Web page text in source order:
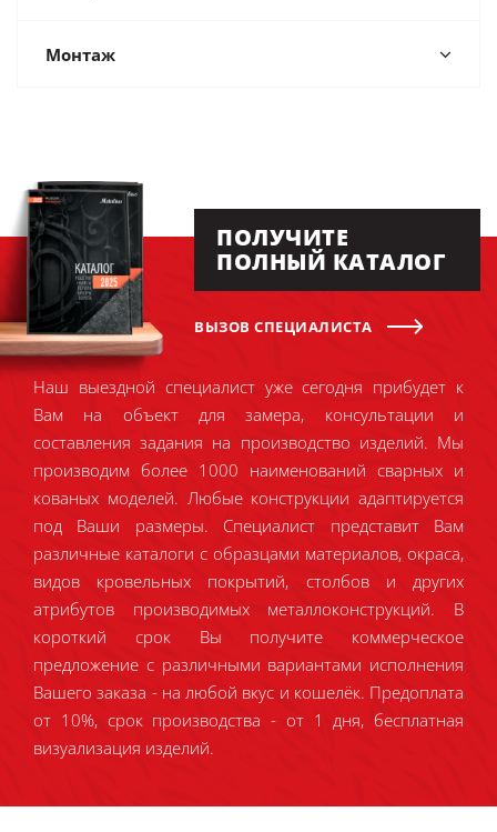
Монтаж
ПОЛУЧИТЕ
ПОЛНЫЙ КАТАЛОГ
ВЫЗОВ СПЕЦИАЛИСТА
Наш выездной специалист уже сегодня прибудет к
Вам на объект для замера, консультации и
составления задания на производство изделий. Мы
производим более 1000 наименований сварных и
кованых моделей. Любые конструкции адаптируется
под Ваши размеры. Специалист представит Вам
различные каталоги с образцами материалов, окраса,
видов кровельных покрытий, столбов и других
атрибутов производимых металлоконструкций. В
короткий срок Вы получите коммерческое
предложение с различными вариантами исполнения
Вашего заказа - на любой вкус и кошелёк. Предоплата
от 10%, срок производства - от 1 дня, бесплатная
визуализация изделий.